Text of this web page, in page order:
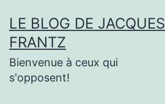
au
contenu
LE BLOG DE JACQUES
FRANTZ
Bienvenue à ceux qui
s'opposent!